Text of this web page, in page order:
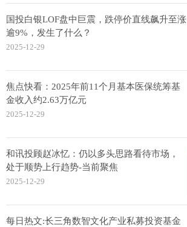
国投白银LOF盘中巨震，跌停价直线飙升至涨
逾9%，发生了什么？
2025-12-29
焦点快看：2025年前11个月基本医保统筹基
金收入约2.63万亿元
2025-12-29
和讯投顾赵冰忆：仍以多头思路看待市场，
处于顺势上行趋势-当前聚焦
2025-12-29
每日热文:长三角数智文化产业私募投资基金